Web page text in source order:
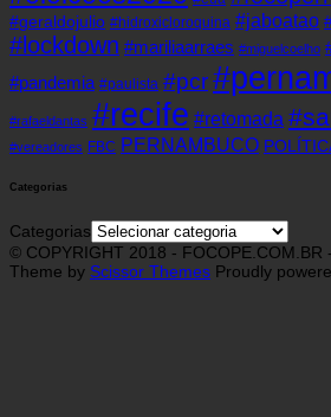
#geraldojulio #hidroxicloroquina #jaboatao
#lockdown #mariliaarraes #miguelcoelho
#pandemia #paulista #pcr
#rafaeldantas #recife #retomada
#vereadores FBC PERNAMBUCO
Categorias
Categorias
© COPYRIGHT 2018 - FOCOPE.COM.BR
Theme by Scissor Themes Proudly